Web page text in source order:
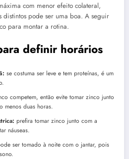
com menor efeito colateral,
distintos pode ser uma boa. A seguir
para montar a rotina.
definir horários
se costuma ser leve e tem proteínas, é um
competem, então evite tomar zinco junto
menos duas horas.
prefira tomar zinco junto com a
náuseas.
ser tomado à noite com o jantar, pois